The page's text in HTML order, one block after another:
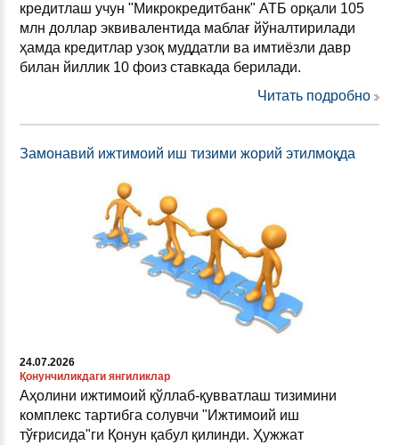
кредитлаш учун "Микрокредитбанк" АТБ орқали 105
млн доллар эквивалентида маблағ йўналтирилади
ҳамда кредитлар узоқ муддатли ва имтиёзли давр
билан йиллик 10 фоиз ставкада берилади.
Читать подробно
Замонавий ижтимоий иш тизими жорий этилмоқда
24.07.2026
Қонунчиликдаги янгиликлар
Аҳолини ижтимоий қўллаб-қувватлаш тизимини
комплекс тартибга солувчи "Ижтимоий иш
тўғрисида"ги Қонун қабул қилинди. Ҳужжат